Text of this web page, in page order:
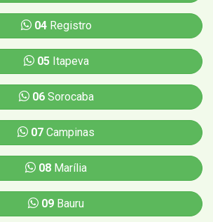
04Registro
05Itapeva
06Sorocaba
07 Campinas
08 Marília
09 Bauru